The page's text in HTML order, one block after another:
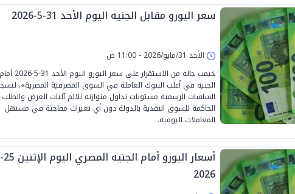
سعر اليورو مقابل الجنيه اليوم الأحد 31-5-2026
الأحد 31/مايو/2026 - 11:00 ص
خيمت حالة من الاستقرار على سعر اليورو اليوم الأحد 31-5-2026 أمام
الجنيه في أغلب البنوك العاملة في السوق المصرفية المصرية»،
الشاشات الرسمية مستويات تداول متوازنة تلائم آليات العرض والطلب
الحاكمة للسوق النقدية بالدولة دون أي تغيرات مفاجئة في مستهل
المعاملات اليومية.
2026